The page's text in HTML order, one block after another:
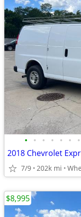
• • • • • • •
2018 Chevrolet
7/9 202k mi
$8,995